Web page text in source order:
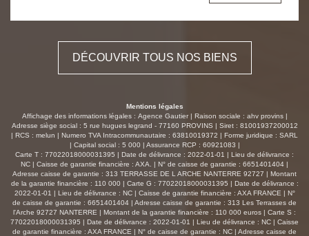
maison totalement adaptée à vos envies et à votre
budget. Autre avantage particulièrement apprécié : aucun
de liberté dans votre projet. Argile : Aléa faible. Un point
particulièrement intéressant qui peut permettre de réduire
dispose de nombreuses commodités essentielles au
quotidien : boulangerie, pharmacie, supérette, poste,
médecin, infirmières ainsi que les écoles maternelle et
primaire directement au village. Un cadre de vie pratique
et familial, tout en restant proche des axes de circulation
puisque la gare SNCF se trouve à moins de 10 minutes
en voiture et l'autoroute A5 à environ 15 minutes. Et ce
n'est pas tout? Envie de plus grand ? C'est possible.
Selon votre projet, possibilité d'acquérir 1450 m2
supplémentaires, portant un terrain à 2900 m2 : Plus
DÉCOUVRIR TOUS NOS BIENS
Mentions légales
Affichage des informations légales : Agence Gautier | Raison sociale : ahv provins |
Adresse siège social : 5 rue hugues legrand - 77160 PROVINS | Siret : 81001937200012
| RCS : melun | Numero TVA Intracommunautaire : 63810019372 | Forme juridique : SARL
| Capital social : 5 000 | Assurance RCP : 60921083 |
Carte T : 77022018000031395 | Date de délivrance : 2022-01-01 | Lieu de délivrance :
NC | Caisse de garantie financière : AXA. | N° de caisse de garantie : 6651401404 |
Adresse caisse de garantie : 313 TERRASSE DE L ARCHE NANTERRE 92727 | Montant
de la garantie financière : 110 000 | Carte G : 77022018000031395 | Date de délivrance :
2022-01-01 | Lieu de délivrance : NC | Caisse de garantie financière : AXA FRANCE | N°
de caisse de garantie : 6651401404 | Adresse caisse de garantie : 313 Les Terrasses de
l'Arche 92727 NANTERRE | Montant de la garantie financière : 110 000 euros | Carte S :
77022018000031395 | Date de délivrance : 2022-01-01 | Lieu de délivrance : NC | Caisse
de garantie financière : AXA FRANCE | N° de caisse de garantie : NC | Adresse caisse de